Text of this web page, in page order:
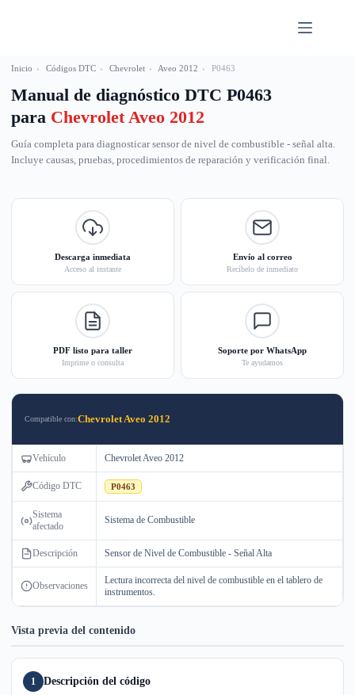
Inicio › Códigos DTC › Chevrolet › Aveo 2012 › P0463
Manual de diagnóstico DTC P0463
para Chevrolet Aveo 2012
Guía completa para diagnosticar sensor de nivel de combustible - señal alta.
Incluye causas, pruebas, procedimientos de reparación y verificación final.
Descarga inmediata
Acceso al instante
Envío al correo
Recíbelo de inmediato
PDF listo para taller
Imprime o consulta
Soporte por WhatsApp
Te ayudamos
Compatible con:Chevrolet Aveo 2012
Vehículo Chevrolet Aveo 2012
Código DTC P0463
Sistema
afectado
Sistema de Combustible
Descripción Sensor de Nivel de Combustible - Señal Alta
Observaciones
Lectura incorrecta del nivel de combustible en el tablero de
instrumentos.
Vista previa del contenido
1 Descripción del código